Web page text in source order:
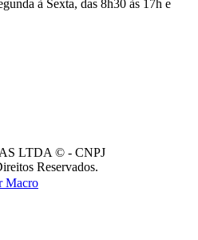
à Sexta, das 8h30 às 17h e
LTDA © - CNPJ
Reservados.
Macro